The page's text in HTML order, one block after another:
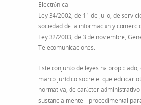
Electrónica
Ley 34/2002, de 11 de julio, de
sociedad de la información y
Ley 32/2003, de 3 de noviembre,
Telecomunicaciones.
Este conjunto de leyes ha propiciado,
marco jurídico sobre el que edificar
normativa, de carácter administrativo
sustancialmente – procedimental